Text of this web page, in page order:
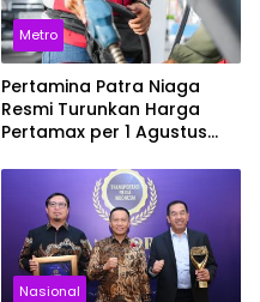
Metro
Pertamina Patra Niaga
Resmi Turunkan Harga
Pertamax per 1 Agustus
Sekarang
Nasional